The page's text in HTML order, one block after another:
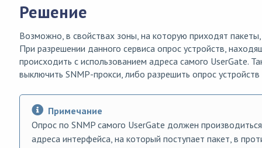
Решение
Возможно, в свойствах зоны, на которую приходят
При разрешении данного сервиса опрос устройств,
происходить с использованием адреса самого UserGate.
выключить SNMP-прокси, либо разрешить опрос
Примечание
Опрос по SNMP самого UserGate должен
адреса интерфейса, на который поступает пакет, в